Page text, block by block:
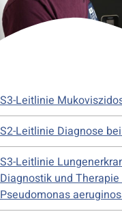
S3-Leitlinie
S2-Leitlinie Diagnose
S3-Leitlinie
Diagnostik und
Pseudomonas